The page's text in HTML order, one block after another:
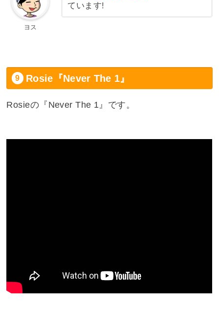
ヨス
ています!
Rosie『Never The 1』
Rosieの『Never The 1』です。